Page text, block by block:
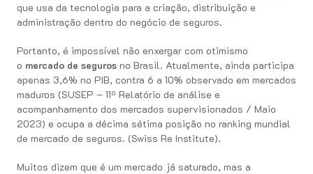
que usa da tecnologia para a criação, distribuição e
administração dentro do negócio de seguros.
Portanto, é impossível não enxergar com otimismo
o mercado de seguros no Brasil. Atualmente, ainda participa
apenas 3,6% no PIB, contra 6 a 10% observado em mercados
maduros (SUSEP – 11º Relatório de análise e
acompanhamento dos mercados supervisionados / Maio
2023) e ocupa a décima sétima posição no ranking mundial
de mercado de seguros. (Swiss Re Institute).
Muitos dizem que é um mercado já saturado, mas a